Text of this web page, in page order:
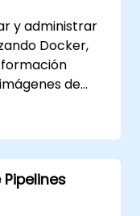
y administrar
Docker,
formación
de
para
de